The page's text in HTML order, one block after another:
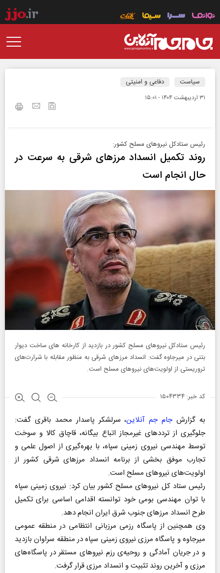
سیاست دفاعی و امنیتی
۳۱ ارديبهشت ۱۴۰۴ - ۱۵:۰۱
رئیس ستادکل نیروهای مسلح کشور:
روند تکمیل انسداد مرزهای شرقی به سرعت در
حال انجام است
رئیس ستادکل نیروهای مسلح کشور در بازدید از کارخانه های ساخت دیوار
بتنی در میرجاوه گفت: انسداد مرزهای شرقی به منظور مقابله با شرارت‌های
تروریستی از اولویت‌های نیروهای مسلح است.
کد خبر: ۱۵۰۴۳۳۴
به گزارشجام جم آنلاین، سرلشکر پاسدار محمد باقری گفت:
جلوگیری از ترددهای غیرمجاز اتباع بیگانه، قاچاق کالا و سوخت
توسط مهندسی نیروی زمینی سپاه، با بهره‌گیری از اصول علمی و
تجارب موفق بخشی از برنامه انسداد مرزهای شرقی کشور از
اولویت‌های نیروهای مسلح است.
رئیس ستاد کل نیروهای مسلح کشور بیان کرد: نیروی زمینی سپاه
با توان مهندسی بومی خود توانسته اقدامی اساسی برای تکمیل
طرح انسداد مرزهای جنوب شرق ایران انجام دهد.
وی همچنین از پاسگاه رزمی مرزبانی انتظامی در منطقه عمومی
میرجاوه و پاسگاه مرزی نیروی زمینی سپاه در منطقه سراوان بازدید
و در جریان آمادگی و روحیه‌ی رزم نیروهای مستقر در پاسگاه‌های
مرزی و آخرین روند تثبیت و انسداد مرزی قرار گرفت.